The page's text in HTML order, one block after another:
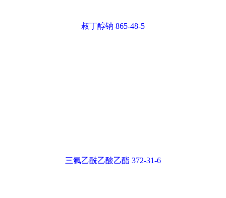
叔丁醇钠 865-48-5
三氟乙酰乙酸乙酯 372-31-6